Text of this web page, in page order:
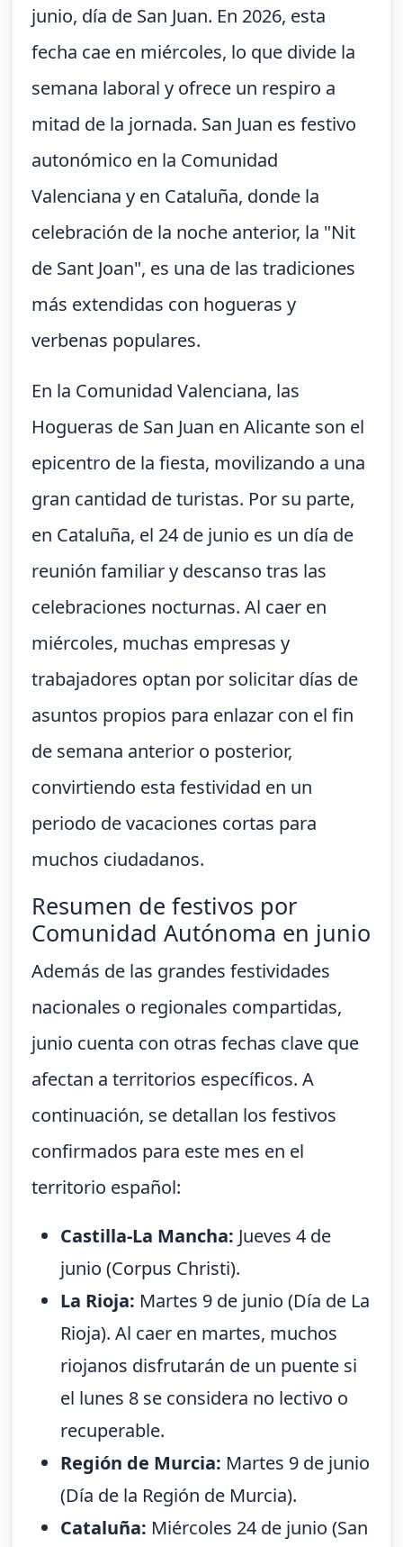
junio, día de San Juan. En 2026, esta
fecha cae en miércoles, lo que divide la
semana laboral y ofrece un respiro a
mitad de la jornada. San Juan es festivo
autonómico en la Comunidad
Valenciana y en Cataluña, donde la
celebración de la noche anterior, la "Nit
de Sant Joan", es una de las tradiciones
más extendidas con hogueras y
verbenas populares.
En la Comunidad Valenciana, las
Hogueras de San Juan en Alicante son el
epicentro de la fiesta, movilizando a una
gran cantidad de turistas. Por su parte,
en Cataluña, el 24 de junio es un día de
reunión familiar y descanso tras las
celebraciones nocturnas. Al caer en
miércoles, muchas empresas y
trabajadores optan por solicitar días de
asuntos propios para enlazar con el fin
de semana anterior o posterior,
convirtiendo esta festividad en un
periodo de vacaciones cortas para
muchos ciudadanos.
Resumen de festivos por
Comunidad Autónoma en junio
Además de las grandes festividades
nacionales o regionales compartidas,
junio cuenta con otras fechas clave que
afectan a territorios específicos. A
continuación, se detallan los festivos
confirmados para este mes en el
territorio español:
Castilla-La Mancha: Jueves 4 de
junio (Corpus Christi).
La Rioja: Martes 9 de junio (Día de La
Rioja). Al caer en martes, muchos
riojanos disfrutarán de un puente si
el lunes 8 se considera no lectivo o
recuperable.
Región de Murcia: Martes 9 de junio
(Día de la Región de Murcia).
Cataluña: Miércoles 24 de junio (San